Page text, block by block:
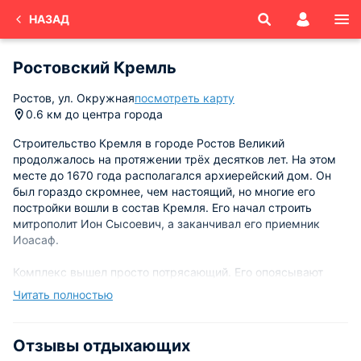
НАЗАД
Ростовский Кремль
Ростов, ул. Окружнаяпосмотреть карту
0.6 км до центра города
Строительство Кремля в городе Ростов Великий
продолжалось на протяжении трёх десятков лет. На этом
месте до 1670 года располагался архиерейский дом. Он
был гораздо скромнее, чем настоящий, но многие его
постройки вошли в состав Кремля. Его начал строить
митрополит Ион Сысоевич, а заканчивал его приемник
Иоасаф.
Комплекс вышел просто потрясающий. Его опоясывают
двое Святых ворто, к котором примыкают надвратные
храмы. Кроме того конечно же центральный храм,
и множество хозяйственных помещений. А в центре двора
небольшой пруд.
Читать полностью
Отзывы отдыхающих